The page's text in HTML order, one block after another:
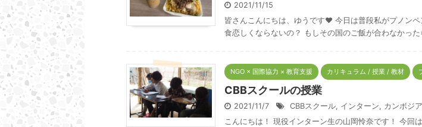
2021/11/15
皆さんこんにちは、ゆうです❤︎ 今日は普段私がプノン
食恋しくならないの？ もしその国のご飯が合わなかっ
NGO × 国際協力 × 教育支援 カリキュラム / 授業 / 教材
CBBスクールの授業
2021/11/7 CBBスクール, インターン, カンボジア
こんにちは！ 現役インターン生の山岡怜奈です！ 今回